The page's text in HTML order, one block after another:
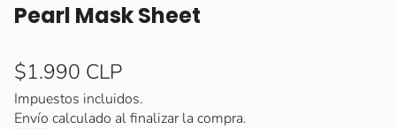
Pearl Mask Sheet
Precio
regular
$1.990 CLP
Impuestos incluidos.
Envío calculado al finalizar la compra.